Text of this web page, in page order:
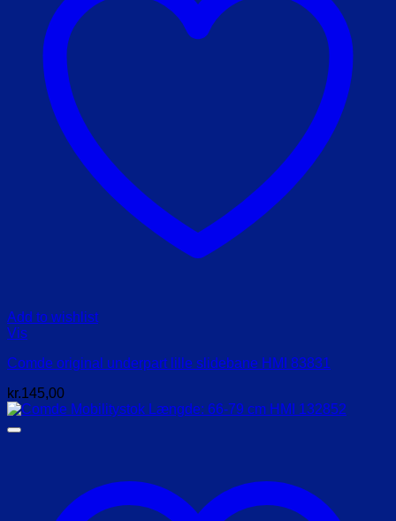
Add to wishlist
Vis
Comde original underpart lille slidebane HMI 83831
kr.145,00